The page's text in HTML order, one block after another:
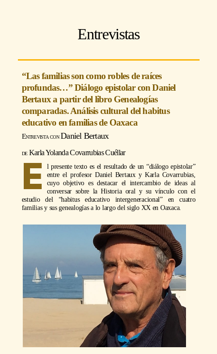
Entrevistas
“Las familias son como robles de raíces
profundas…” Diálogo epistolar con Daniel
Bertaux a partir del libro Genealogías
comparadas. Análisis cultural del habitus
educativo en familias de Oaxaca
Daniel Bertaux
Karla Yolanda Covarrubias Cuéllar
E
l presente texto es el resultado de un “diálogo epistolar”
entre el profesor Daniel Bertaux y Karla Covarrubias,
cuyo objetivo es destacar el intercambio de ideas al
conversar sobre la Historia oral y su vínculo con el
estudio del “habitus educativo intergeneracional” en cuatro
familias y sus genealogías a lo largo del siglo XX en Oaxaca.